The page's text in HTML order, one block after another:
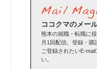
ココクマのメー
熊本の就職・転職に
月1回配信。登録・購
ご登録されたいE-
い。